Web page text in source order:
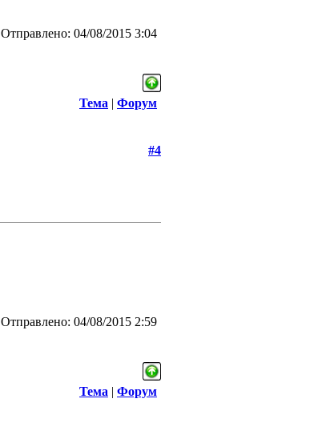
Отправлено: 04/08/2015 3:04
Тема | Форум
#4
Отправлено: 04/08/2015 2:59
Тема | Форум